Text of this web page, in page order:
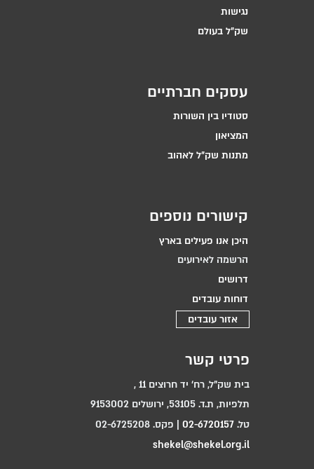
נגישות
שק״ל בעולם
עסקים חברתיים
סטודיו בין השורות
המציאון
מתנות שק״ל לאהוב
קישורים נוספים
היכן אנו פעילים בארץ
הרשמה לאירועים
דרושים
דוחות עובדים
אזור עובדים
פרטי קשר
בית שק"ל, רח‘ יד חרוצים 11 ,
תלפיות, ת.ד. 53105, ירושלים 9153002
טל.02-6720157 | פקס. 02-6725208
shekel@shekel.org.il